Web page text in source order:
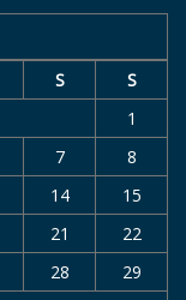
S
S
1
7
8
14
15
21
22
28
29